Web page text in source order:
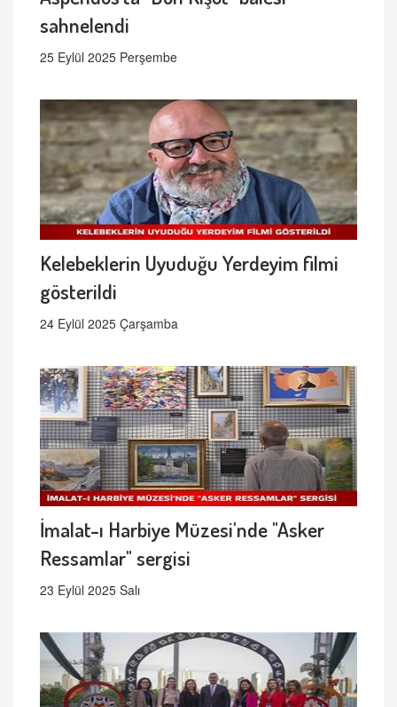
sahnelendi
25 Eylül 2025 Perşembe
Kelebeklerin Uyuduğu Yerdeyim filmi
gösterildi
24 Eylül 2025 Çarşamba
İmalat-ı Harbiye Müzesi'nde "Asker
Ressamlar" sergisi
23 Eylül 2025 Salı